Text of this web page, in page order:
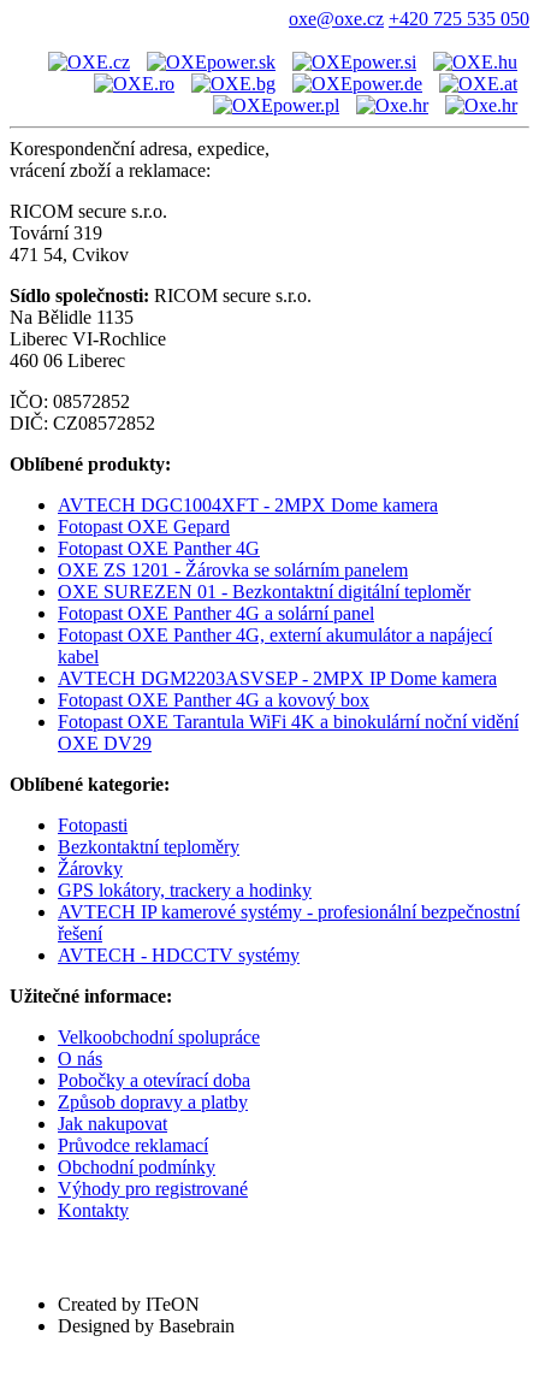
oxe@oxe.cz +420 725 535 050
Korespondenční adresa, expedice,
vrácení zboží a reklamace:
RICOM secure s.r.o.
Tovární 319
471 54, Cvikov
Sídlo společnosti: RICOM secure s.r.o.
Na Bělidle 1135
Liberec VI-Rochlice
460 06 Liberec
IČO: 08572852
DIČ: CZ08572852
Oblíbené produkty:
AVTECH DGC1004XFT - 2MPX Dome kamera
Fotopast OXE Gepard
Fotopast OXE Panther 4G
OXE ZS 1201 - Žárovka se solárním panelem
OXE SUREZEN 01 - Bezkontaktní digitální teploměr
Fotopast OXE Panther 4G a solární panel
Fotopast OXE Panther 4G, externí akumulátor a napájecí
kabel
AVTECH DGM2203ASVSEP - 2MPX IP Dome kamera
Fotopast OXE Panther 4G a kovový box
Fotopast OXE Tarantula WiFi 4K a binokulární noční vidění
OXE DV29
Oblíbené kategorie:
Fotopasti
Bezkontaktní teploměry
Žárovky
GPS lokátory, trackery a hodinky
AVTECH IP kamerové systémy - profesionální bezpečnostní
řešení
AVTECH - HDCCTV systémy
Užitečné informace:
Velkoobchodní spolupráce
O nás
Pobočky a otevírací doba
Způsob dopravy a platby
Jak nakupovat
Průvodce reklamací
Obchodní podmínky
Výhody pro registrované
Kontakty
Created by ITeON
Designed by Basebrain